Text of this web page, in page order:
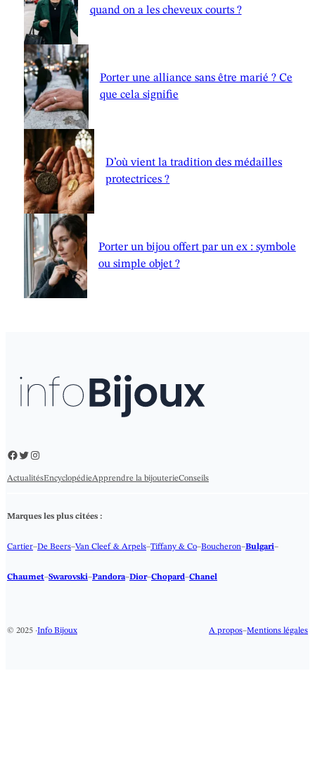
quand on a les cheveux courts ?
Porter une alliance sans être marié ? Ce
que cela signifie
D’où vient la tradition des médailles
protectrices ?
Porter un bijou offert par un ex : symbole
ou simple objet ?
Facebook
Twitter
Instagram
ActualitésEncyclopédieApprendre la bijouterieConseils
Marques les plus citées :
Cartier–De Beers–Van Cleef & Arpels–Tiffany & Co–Boucheron–Bulgari–
Chaumet–Swarovski–Pandora–Dior–Chopard–Chanel
© 2025 ·Info Bijoux A propos–Mentions légales